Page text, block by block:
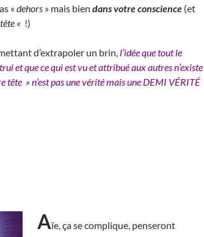
« dehors » mais bien dans votre conscience (et
« !)
d’extrapoler un brin,l’idée que tout le
et que ce qui est vu et attribué aux autres n’existe
tête » n’est pas une vérité mais une DEMI VÉRITÉ
Aïe, ça se complique, penseront